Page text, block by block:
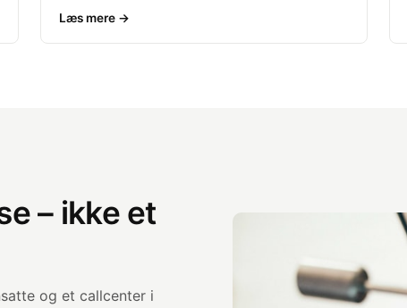
Læs mere →
– ikke et
og et callcenter i